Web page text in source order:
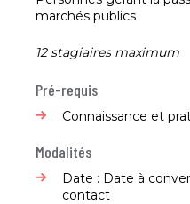
marchés publics​
12 stagiaires maximum
Pré-requis
Connaissance et
Modalités
Date : Date à
contact​